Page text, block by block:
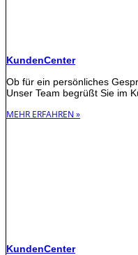
KundenCenter
Ob für ein persönliches
Unser Team begrüßt Sie im
MEHR ERFAHREN »
KundenCenter